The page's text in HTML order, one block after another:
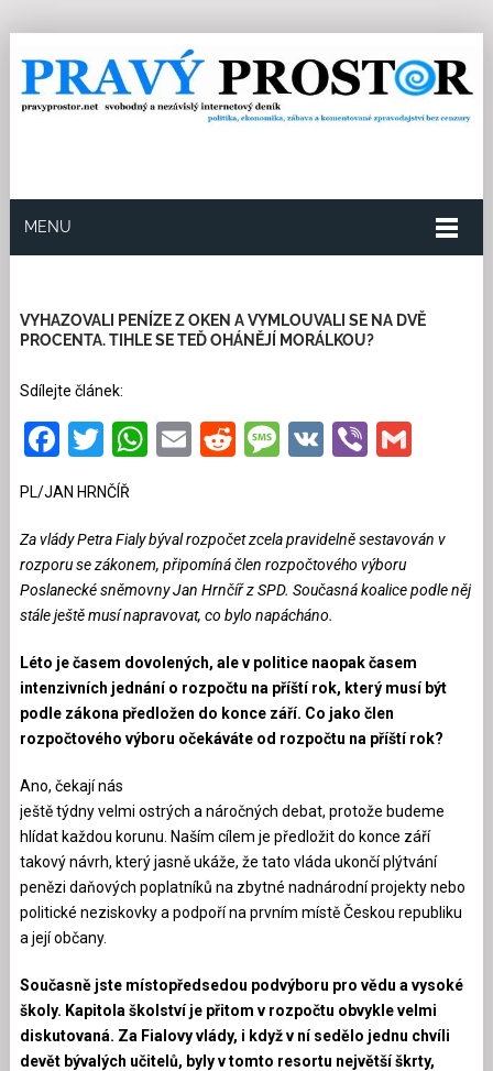
MENU
VYHAZOVALI PENÍZE Z OKEN A VYMLOUVALI SE NA DVĚ
PROCENTA. TIHLE SE TEĎ OHÁNĚJÍ MORÁLKOU?
Sdílejte článek:
Facebook
Twitter
WhatsApp
EmailRedditMessage
VKViber
PL/JAN HRNČÍŘ
Za vlády Petra Fialy býval rozpočet zcela pravidelně sestavován v
rozporu se zákonem, připomíná člen rozpočtového výboru
Poslanecké sněmovny Jan Hrnčíř z SPD. Současná koalice podle něj
stále ještě musí napravovat, co bylo napácháno.
Léto je časem dovolených, ale v politice naopak časem
intenzivních jednání o rozpočtu na příští rok, který musí být
podle zákona předložen do konce září. Co jako člen
rozpočtového výboru očekáváte od rozpočtu na příští rok?
Ano, čekají nás
ještě týdny velmi ostrých a náročných debat, protože budeme
hlídat každou korunu. Naším cílem je předložit do konce září
takový návrh, který jasně ukáže, že tato vláda ukončí plýtvání
penězi daňových poplatníků na zbytné nadnárodní projekty nebo
politické neziskovky a podpoří na prvním místě Českou republiku
a její občany.
Současně jste místopředsedou podvýboru pro vědu a vysoké
školy. Kapitola školství je přitom v rozpočtu obvykle velmi
diskutovaná. Za Fialovy vlády, i když v ní sedělo jednu chvíli
devět bývalých učitelů, byly v tomto resortu největší škrty,